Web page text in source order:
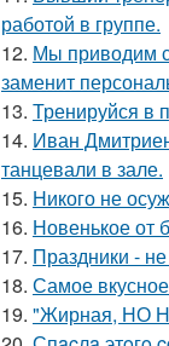
работой в группе.
12. Мы приводим
заменит
13. Тренируйся в
14. Иван
танцевали в зале.
15. Никого не
16. Новенькое от
17. Праздники -
18. Самое
19. "Жирная, НО